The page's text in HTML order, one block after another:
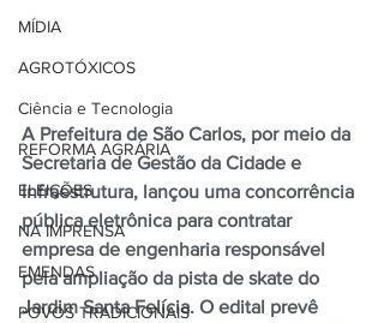
MÍDIA
AGROTÓXICOS
Ciência e Tecnologia
REFORMA AGRÁRIA
ELEIÇÕES
NA IMPRENSA
EMENDAS
POVOS TRADICIONAIS
A Prefeitura de São Carlos, por meio da
Secretaria de Gestão da Cidade e
Infraestrutura, lançou uma concorrência
pública eletrônica para contratar
empresa de engenharia responsável
pela ampliação da pista de skate do
Jardim Santa Felícia. O edital prevê